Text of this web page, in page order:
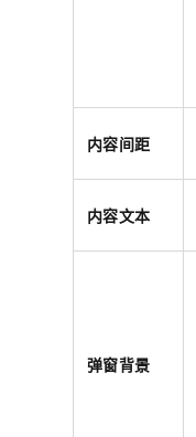
内容间距
内容文本
弹窗背景